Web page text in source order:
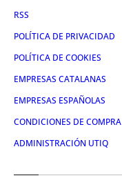
RSS
POLÍTICA DE PRIVACIDAD
POLÍTICA DE COOKIES
EMPRESAS CATALANAS
EMPRESAS ESPAÑOLAS
CONDICIONES DE COMPRA
ADMINISTRACIÓN UTIQ